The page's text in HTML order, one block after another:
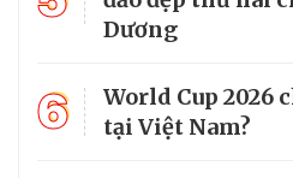
Dương
6
World Cup 2026
tại Việt Nam?